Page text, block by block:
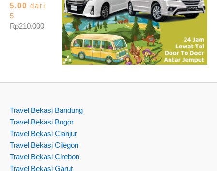
5.00 dari
5
Rp210.000
Travel Bekasi Bandung
Travel Bekasi Bogor
Travel Bekasi Cianjur
Travel Bekasi Cilegon
Travel Bekasi Cirebon
Travel Bekasi Garut